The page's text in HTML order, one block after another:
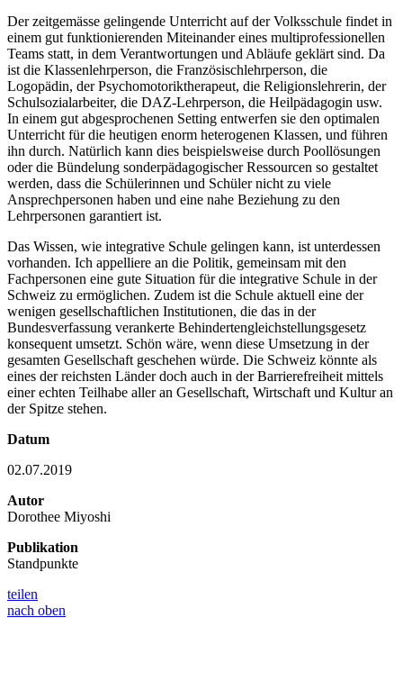
Der zeitgemässe gelingende Unterricht auf der Volksschule findet in
einem gut funktionierenden Miteinander eines multiprofessionellen
Teams statt, in dem Verantwortungen und Abläufe geklärt sind. Da
ist die Klassenlehrperson, die Französischlehrperson, die
Logopädin, der Psychomotoriktherapeut, die Religionslehrerin, der
Schulsozialarbeiter, die DAZ-Lehrperson, die Heilpädagogin usw.
In einem gut abgesprochenen Setting entwerfen sie den optimalen
Unterricht für die heutigen enorm heterogenen Klassen, und führen
ihn durch. Natürlich kann dies beispielsweise durch Poollösungen
oder die Bündelung sonderpädagogischer Ressourcen so gestaltet
werden, dass die Schülerinnen und Schüler nicht zu viele
Ansprechpersonen haben und eine nahe Beziehung zu den
Lehrpersonen garantiert ist.
Das Wissen, wie integrative Schule gelingen kann, ist unterdessen
vorhanden. Ich appelliere an die Politik, gemeinsam mit den
Fachpersonen eine gute Situation für die integrative Schule in der
Schweiz zu ermöglichen. Zudem ist die Schule aktuell eine der
wenigen gesellschaftlichen Institutionen, die das in der
Bundesverfassung verankerte Behindertengleichstellungsgesetz
konsequent umsetzt. Schön wäre, wenn diese Umsetzung in der
gesamten Gesellschaft geschehen würde. Die Schweiz könnte als
eines der reichsten Länder doch auch in der Barrierefreiheit mittels
einer echten Teilhabe aller an Gesellschaft, Wirtschaft und Kultur an
der Spitze stehen.
Datum
02.07.2019
Autor
Dorothee Miyoshi
Publikation
Standpunkte
teilen
nach oben